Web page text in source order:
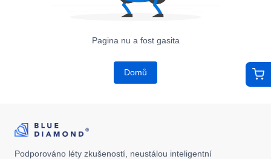
Pagina nu a fost gasita
Domů
Podporováno léty zkušeností, neustálou inteligentní